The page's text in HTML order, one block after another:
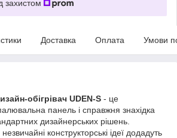
захистом
Доставка Оплата Умови
обігрівач UDEN-S - це
панель і справжня знахідка
дизайнерських рішень.
конструкторські ідеї додадуть